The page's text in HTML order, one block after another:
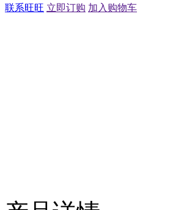
联系旺旺 立即订购 加入购物车